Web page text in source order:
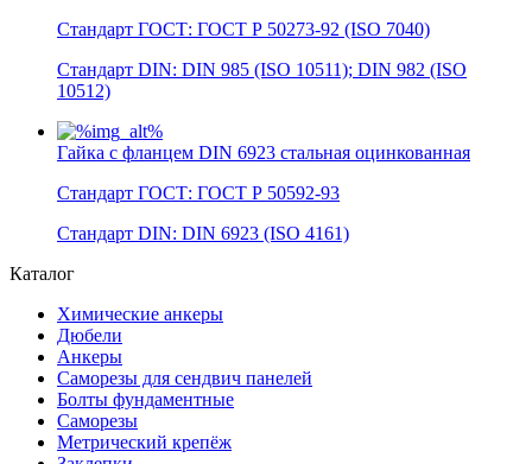
Стандарт ГОСТ: ГОСТ Р 50273-92 (ISO 7040)
Стандарт DIN: DIN 985 (ISO 10511); DIN 982 (ISO
10512)
Гайка с фланцем DIN 6923 стальная оцинкованная
Стандарт ГОСТ: ГОСТ Р 50592-93
Стандарт DIN: DIN 6923 (ISO 4161)
Каталог
Химические анкеры
Дюбели
Анкеры
Саморезы для сендвич панелей
Болты фундаментные
Саморезы
Метрический крепёж